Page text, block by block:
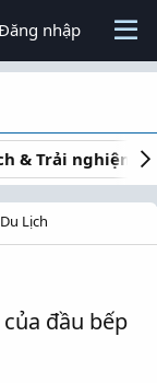
nhập
& Trải nghiệm
Lịch
đầu bếp